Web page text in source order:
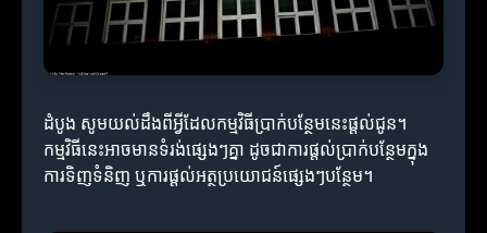
ដំបូង សូមយល់ដឹងពីអ្វីដែលកម្មវិធីប្រាក់បន្ថែមនេះផ្តល់ជូន។
កម្មវិធីនេះអាចមានទំរង់ផ្សេងៗគ្នា ដូចជាការផ្តល់ប្រាក់បន្ថែមក្នុង
ការទិញទំនិញ ឬការផ្តល់អត្ថប្រយោជន៍ផ្សេងៗបន្ថែម។